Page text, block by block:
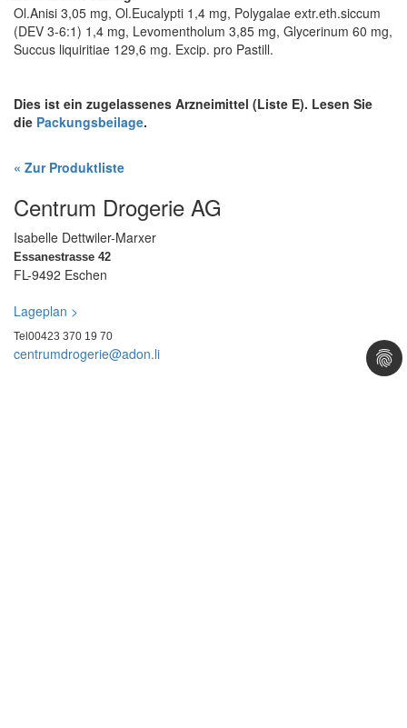
Ol.Anisi 3,05 mg, Ol.Eucalypti 1,4 mg, Polygalae extr.eth.siccum
(DEV 3-6:1) 1,4 mg, Levomentholum 3,85 mg, Glycerinum 60 mg,
Succus liquiritiae 129,6 mg. Excip. pro Pastill.
Dies ist ein zugelassenes Arzneimittel (Liste E). Lesen Sie
die Packungsbeilage.
« Zur Produktliste
Centrum Drogerie AG
Isabelle Dettwiler-Marxer
Essanestrasse 42
FL-9492 Eschen
Lageplan >
Tel 00423 370 19 70
centrumdrogerie@adon.li